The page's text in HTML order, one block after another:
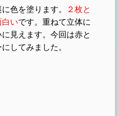
色を塗ります。
２枚と
白いです。重ねて立体に
見えます。今回は赤と
してみました。